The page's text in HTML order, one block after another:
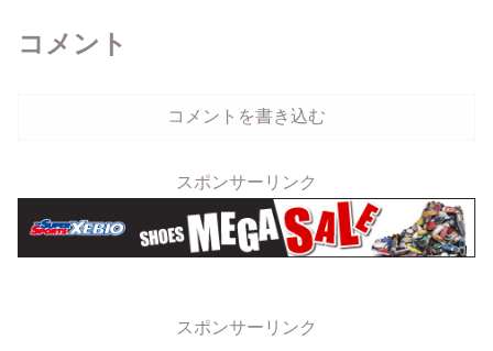
コメント
コメントを書き込む
スポンサーリンク
スポンサーリンク